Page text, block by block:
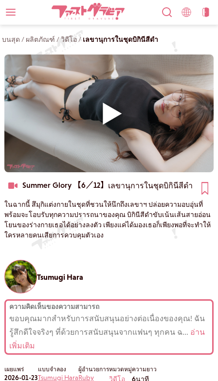
บนสุด / ผลิตภัณฑ์ /วิดีโอ / เลขานุการในชุดบิกินีสีดำ
Summer Glory 【6／12】 เลขานุการในชุดบิกินีสีดำ
ในฉากนี้ สึมุกิแต่งกายในชุดที่ชวนให้นึกถึงเลขาฯ ปล่อยความอบอุ่นที่
พร้อมจะโอบรับทุกความปรารถนาของคุณ บิกินีสีดำขับเน้นเส้นสายอ่อน
โยนของร่างกายเธอได้อย่างลงตัว เพียงแค่ได้มองเธอก็เพียงพอที่จะทำให้
ใครหลายคนเสียการควบคุมตัวเอง
Tsumugi Hara
ความคิดเห็นของความสามารถ
ขอบคุณมากสำหรับการสนับสนุนอย่างต่อเนื่องของคุณ! ฉัน
รู้สึกดีใจจริงๆ ที่ด้วยการสนับสนุนจากแฟนๆ ทุกคน ฉ... อ่าน
เพิ่มเติม
เผยแพร่
2026-01-23
แบบจำลอง
Tsumugi Hara
ผู้อำนวยการ
Ruby
หมวดหมู่
วิดีโอ
ความยาว
6นาที